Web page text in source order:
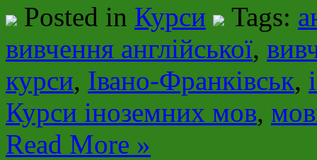
Posted in Курси Tags:
вивчення англійської,
курси, Івано-Франківськ,
Курси іноземних мов,
Read More »